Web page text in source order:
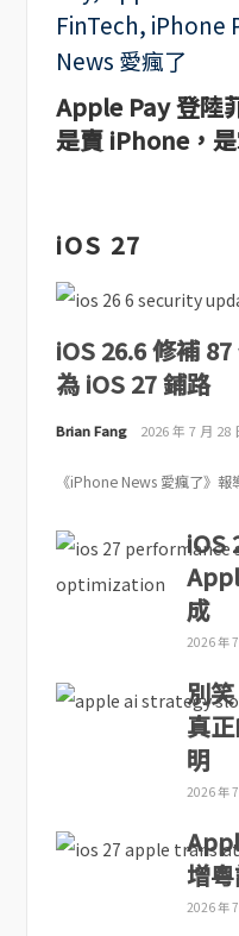
Apple Pay 登陸
是賣 iPhone，
iOS 27
iOS 26.6 修補
為 iOS 27 鋪路
Brian Fang 2026 年 7 月 28
《iPhone News 愛瘋了》報
iOS
成
2026 年
別
真
明
2026 年
增
2026 年